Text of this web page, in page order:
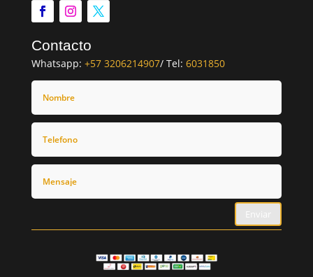
Contacto
Whatsapp: +57 3206214907/ Tel: 6031850
Enviar